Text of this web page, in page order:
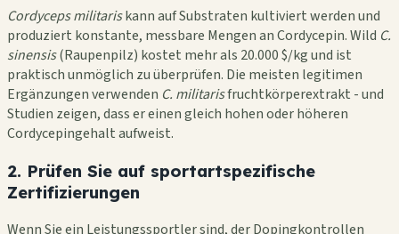
Cordyceps militariskann auf Substraten kultiviert werden und
produziert konstante, messbare Mengen an Cordycepin. Wild C.
sinensis(Raupenpilz) kostet mehr als 20.000 $/kg und ist
praktisch unmöglich zu überprüfen. Die meisten legitimen
Ergänzungen verwenden C. militarisfruchtkörperextrakt - und
Studien zeigen, dass er einen gleich hohen oder höheren
Cordycepingehalt aufweist.
2. Prüfen Sie auf sportartspezifische
Zertifizierungen
Wenn Sie ein Leistungssportler sind, der Dopingkontrollen